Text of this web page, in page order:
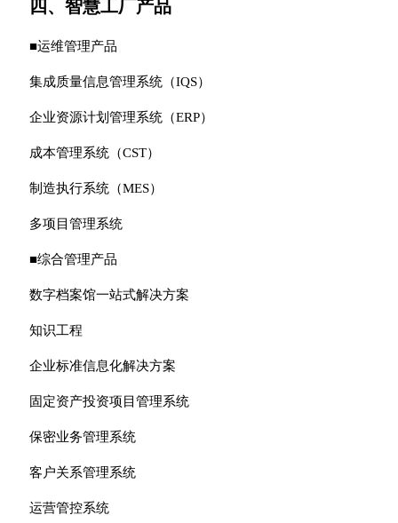
四、智慧工厂产品
■运维管理产品
集成质量信息管理系统（IQS）
企业资源计划管理系统（ERP）
成本管理系统（CST）
制造执行系统（MES）
多项目管理系统
■综合管理产品
数字档案馆一站式解决方案
知识工程
企业标准信息化解决方案
固定资产投资项目管理系统
保密业务管理系统
客户关系管理系统
运营管控系统